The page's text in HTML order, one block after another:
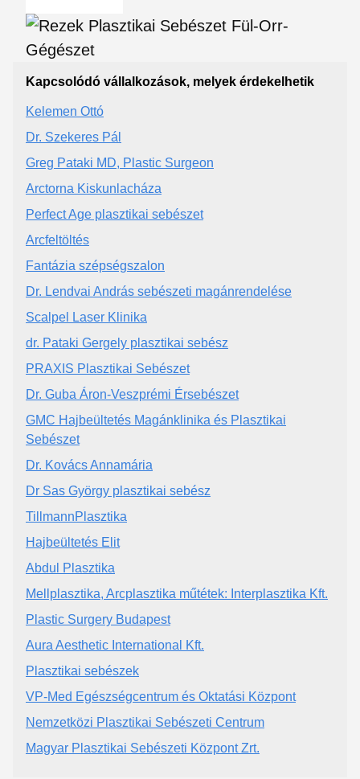
Kapcsolódó vállalkozások, melyek érdekelhetik
Kelemen Ottó
Dr. Szekeres Pál
Greg Pataki MD, Plastic Surgeon
Arctorna Kiskunlacháza
Perfect Age plasztikai sebészet
Arcfeltöltés
Fantázia szépségszalon
Dr. Lendvai András sebészeti magánrendelése
Scalpel Laser Klinika
dr. Pataki Gergely plasztikai sebész
PRAXIS Plasztikai Sebészet
Dr. Guba Áron-Veszprémi Érsebészet
GMC Hajbeültetés Magánklinika és Plasztikai
Sebészet
Dr. Kovács Annamária
Dr Sas György plasztikai sebész
TillmannPlasztika
Hajbeültetés Elit
Abdul Plasztika
Mellplasztika, Arcplasztika műtétek: Interplasztika Kft.
Plastic Surgery Budapest
Aura Aesthetic International Kft.
Plasztikai sebészek
VP-Med Egészségcentrum és Oktatási Központ
Nemzetközi Plasztikai Sebészeti Centrum
Magyar Plasztikai Sebészeti Központ Zrt.